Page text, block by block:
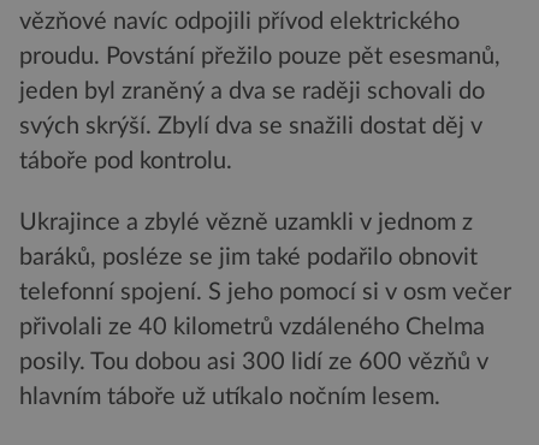
vězňové navíc odpojili přívod elektrického
proudu. Povstání přežilo pouze pět esesmanů,
jeden byl zraněný a dva se raději schovali do
svých skrýší. Zbylí dva se snažili dostat děj v
táboře pod kontrolu.
Ukrajince a zbylé vězně uzamkli v jednom z
baráků, posléze se jim také podařilo obnovit
telefonní spojení. S jeho pomocí si v osm večer
přivolali ze 40 kilometrů vzdáleného Chelma
posily. Tou dobou asi 300 lidí ze 600 vězňů v
hlavním táboře už utíkalo nočním lesem.